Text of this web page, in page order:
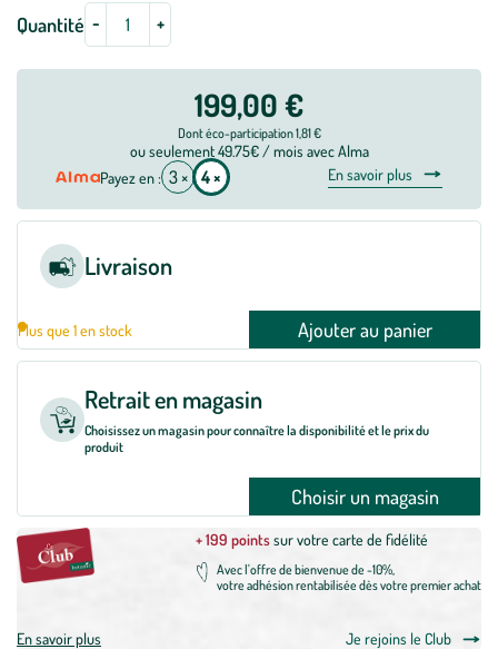
Quantité - +
199,00 €
Dont éco-participation 1,81 €
ou seulement 49.75€ / mois avec Alma
Payez en : 3 × 4 × En savoir plus
Livraison
Plus que 1 en stock Ajouter au panier
Retrait en magasin
Choisissez un magasin pour connaître la disponibilité et le prix du
produit
Choisir un magasin
+ 199 pointssur votre carte de fidélité
Avec l'offre de bienvenue de -10%,
votre adhésion rentabilisée dès votre premier achat
En savoir plus Je rejoins le Club